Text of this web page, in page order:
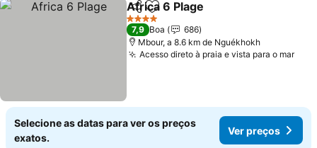
PartilharAdicionar aos favoritos
Africa 6 Plage
4 Estrelas
7,9 Boa
686
Mbour, a 8.6 km de Nguékhokh
Acesso direto à praia e vista para o mar
Selecione as datas para ver os preços
exatos.
Ver preços